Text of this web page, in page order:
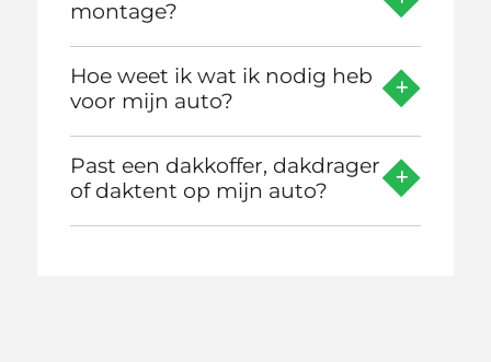
montage?
Hoe weet ik wat ik nodig heb
voor mijn auto?
Past een dakkoffer, dakdrager
of daktent op mijn auto?